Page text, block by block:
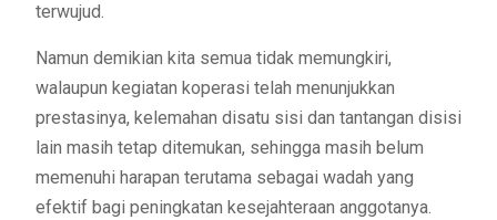
terwujud.
Namun demikian kita semua tidak memungkiri,
walaupun kegiatan koperasi telah menunjukkan
prestasinya, kelemahan disatu sisi dan tantangan disisi
lain masih tetap ditemukan, sehingga masih belum
memenuhi harapan terutama sebagai wadah yang
efektif bagi peningkatan kesejahteraan anggotanya.